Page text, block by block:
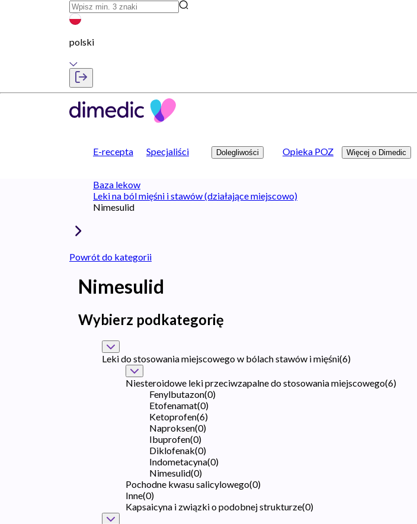
polski
E-recepta Specjaliści Dolegliwości Opieka POZ Więcej o Dimedic
Baza lekow
Leki na ból mięśni i stawów (działające miejscowo)
Nimesulid
Powrót do kategorii
Nimesulid
Wybierz podkategorię
Leki do stosowania miejscowego w bólach stawów i mięśni(6)
Niesteroidowe leki przeciwzapalne do stosowania miejscowego(6)
Fenylbutazon(0)
Etofenamat(0)
Ketoprofen(6)
Naproksen(0)
Ibuprofen(0)
Diklofenak(0)
Indometacyna(0)
Nimesulid(0)
Pochodne kwasu salicylowego(0)
Inne(0)
Kapsaicyna i związki o podobnej strukturze(0)